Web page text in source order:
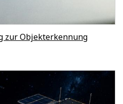
zur Objekterkennung